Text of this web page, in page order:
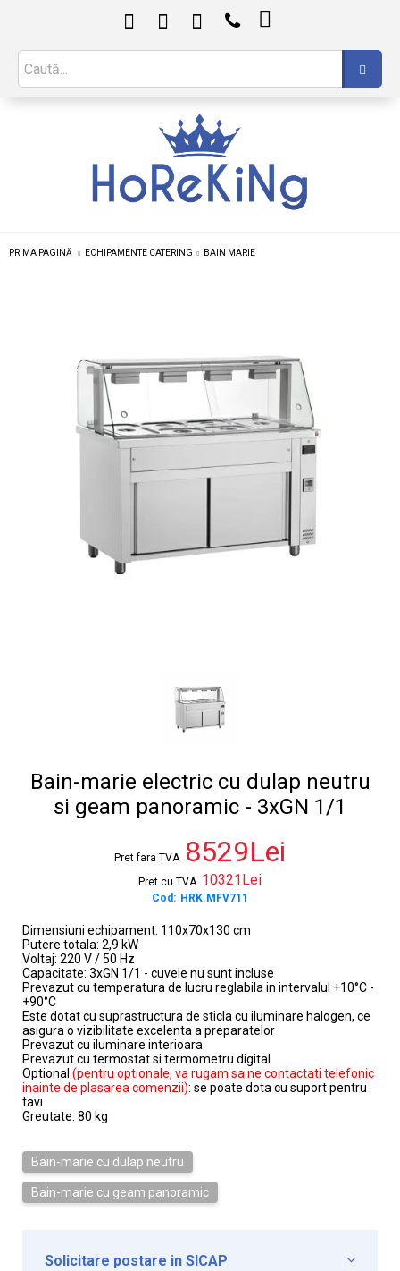

PRIMA PAGINĂ ECHIPAMENTE CATERING BAIN MARIE
Bain-marie electric cu dulap neutru
si geam panoramic - 3xGN 1/1
Pret fara TVA 8529Lei
Pret cu TVA 10321Lei
Cod: HRK.MFV711
Dimensiuni echipament: 110x70x130 cm
Putere totala: 2,9 kW
Voltaj: 220 V / 50 Hz
Capacitate: 3xGN 1/1 - cuvele nu sunt incluse
Prevazut cu temperatura de lucru reglabila in intervalul +10°C -
+90°C
Este dotat cu suprastructura de sticla cu iluminare halogen, ce
asigura o vizibilitate excelenta a preparatelor
Prevazut cu iluminare interioara
Prevazut cu termostat si termometru digital
Optional (pentru optionale, va rugam sa ne contactati telefonic
inainte de plasarea comenzii): se poate dota cu suport pentru
tavi
Greutate: 80 kg
Bain-marie cu dulap neutru
Bain-marie cu geam panoramic
Solicitare postare in SICAP 